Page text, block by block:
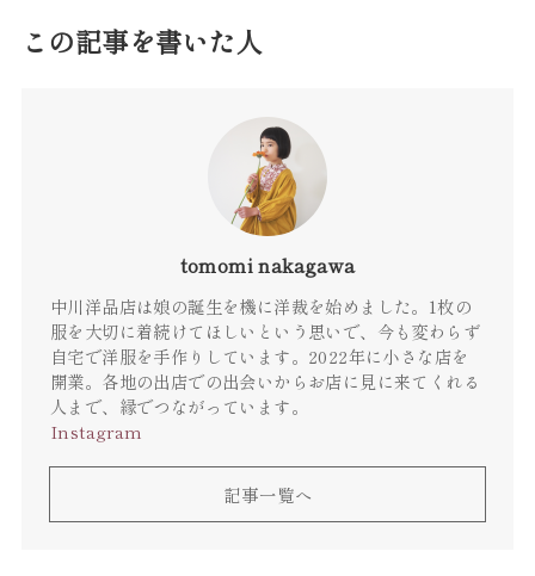
この記事を書いた人
tomomi nakagawa
中川洋品店は娘の誕生を機に洋裁を始めました。1枚の
服を大切に着続けてほしいという思いで、今も変わらず
自宅で洋服を手作りしています。2022年に小さな店を
開業。各地の出店での出会いからお店に見に来てくれる
人まで、縁でつながっています。
Instagram
記事一覧へ